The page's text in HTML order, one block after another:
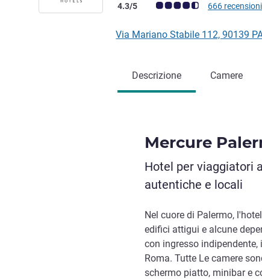
Giudizio clienti (Valutazione ALL)
4.3/5 666 recensioni
Via Mariano Stabile 112, 90139
Descrizione Camere
Mercure
Hotel per viaggiatori
autentiche e locali
Nel cuore di Palermo,
edifici attigui e alcune
con ingresso
Roma. Tutte Le camere
schermo piatto, minibar e